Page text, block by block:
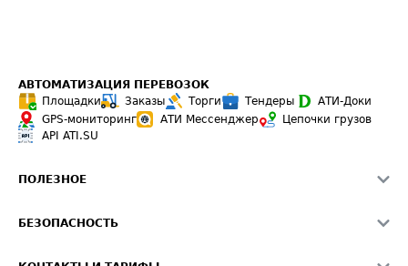
АВТОМАТИЗАЦИЯ ПЕРЕВОЗОК
Площадки
Заказы Торги Тендеры
АТИ-Доки
GPS-мониторинг
АТИ Мессенджер
Цепочки грузов
API ATI.SU
ПОЛЕЗНОЕ
Звезды ATI.SU на вашем сайте
БЕЗОПАСНОСТЬ